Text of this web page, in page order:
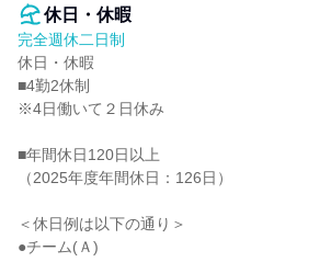
休日・休暇
完全週休二日制
休日・休暇
■4勤2休制
※4日働いて２日休み
■年間休日120日以上
（2025年度年間休日：126日）
＜休日例は以下の通り＞
●チーム(Ａ)